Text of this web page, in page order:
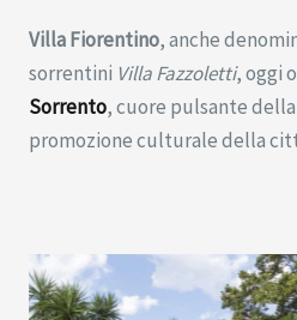
Villa Fiorentino, anche
sorrentini Villa Fazzoletti, oggi
Sorrento, cuore pulsante
promozione culturale della